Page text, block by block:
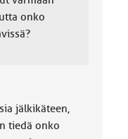
onko
jälkikäteen,
tiedä onko